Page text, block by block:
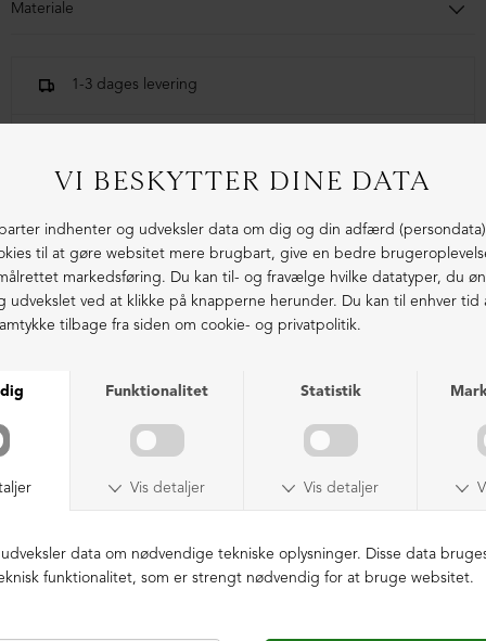
Materiale
1-3 dages levering
LIGNENDE PRODUKTER